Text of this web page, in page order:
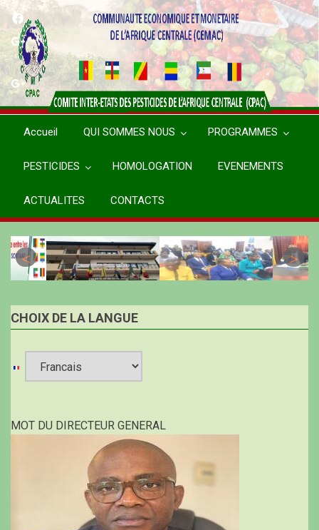
Aller
contenu
principal
Accueil QUI SOMMES NOUS PROGRAMMES
PESTICIDES HOMOLOGATION EVENEMENTS
ACTUALITES CONTACTS
CHOIX DE LA LANGUE
language
MOT DU DIRECTEUR GENERAL